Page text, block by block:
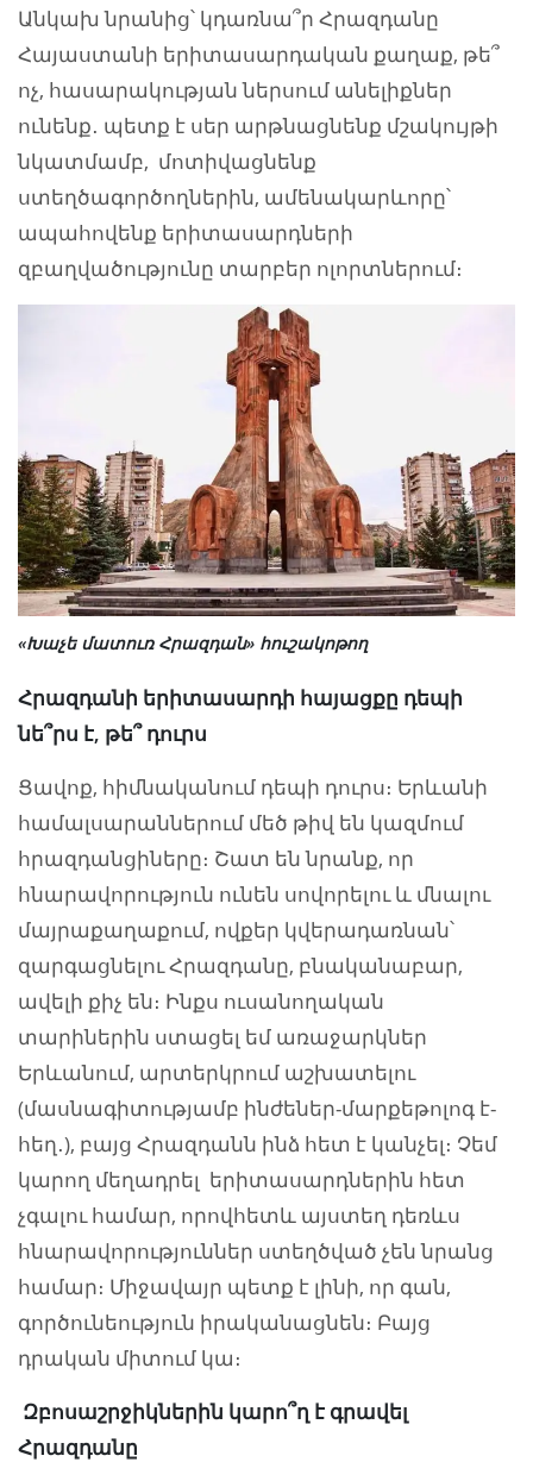
Անկախ նրանից՝ կդառնա՞ր Հրազդանը
Հայաստանի երիտասարդական քաղաք, թե՞
ոչ, հասարակության ներսում անելիքներ
ունենք․ պետք է սեր արթնացնենք մշակույթի
նկատմամբ, մոտիվացնենք
ստեղծագործողներին, ամենակարևորը՝
ապահովենք երիտասարդների
զբաղվածությունը տարբեր ոլորտներում։
«Խաչե մատուռ Հրազդան» հուշակոթող
Հրազդանի երիտասարդի հայացքը դեպի
նե՞րս է, թե՞ դուրս
Ցավոք, հիմնականում դեպի դուրս։ Երևանի
համալսարաններում մեծ թիվ են կազմում
հրազդանցիները։ Շատ են նրանք, որ
հնարավորություն ունեն սովորելու և մնալու
մայրաքաղաքում, ովքեր կվերադառնան՝
զարգացնելու Հրազդանը, բնականաբար,
ավելի քիչ են։ Ինքս ուսանողական
տարիներին ստացել եմ առաջարկներ
Երևանում, արտերկրում աշխատելու
(մասնագիտությամբ ինժեներ-մարքեթոլոգ է-
հեղ․), բայց Հրազդանն ինձ հետ է կանչել։ Չեմ
կարող մեղադրել երիտասարդներին հետ
չգալու համար, որովհետև այստեղ դեռևս
հնարավորություններ ստեղծված չեն նրանց
համար։ Միջավայր պետք է լինի, որ գան,
գործունեություն իրականացնեն։ Բայց
դրական միտում կա։
Զբոսաշրջիկներին կարո՞ղ է գրավել
Հրազդանը